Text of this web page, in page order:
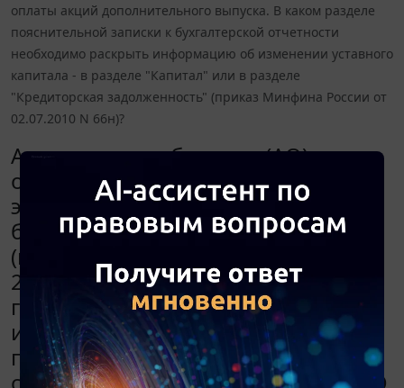
оплаты акций дополнительного выпуска. В каком разделе
пояснительной записки к бухгалтерской отчетности
необходимо раскрыть информацию об изменении уставного
капитала - в разделе "Капитал" или в разделе
"Кредиторская задолженность" (приказ Минфина России от
02.07.2010 N 66н)?
Акционерное общество (АО)
осуществило дополнительную
эмиссию акций в 2015 году. Акции
были оплачены приобретателем
(материнской компанией) в
2015 году. При этом
государственная регистрация
изменения уставного капитала АО
произошла в 2016 году. По
состоянию на 31.12.2015 в учете АО